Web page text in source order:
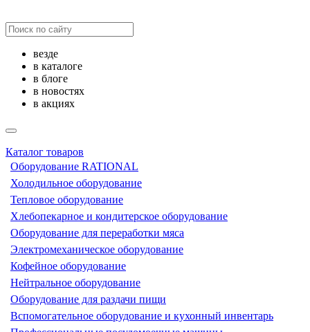
везде
в каталоге
в блоге
в новостях
в акциях
Каталог товаров
Оборудование RATIONAL
Холодильное оборудование
Тепловое оборудование
Хлебопекарное и кондитерское оборудование
Оборудование для переработки мяса
Электромеханическое оборудование
Кофейное оборудование
Нейтральное оборудование
Оборудование для раздачи пищи
Вспомогательное оборудование и кухонный инвентарь